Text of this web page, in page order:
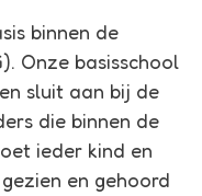
binnen de
Onze basisschool
sluit aan bij de
die binnen de
ieder kind en
en gehoord